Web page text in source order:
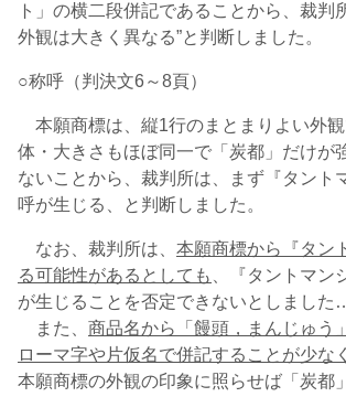
ト」の横二段併記であることから、裁判
外観は大きく異なる”と判断しました。
○称呼（判決文6～8頁）
本願商標は、縦1行のまとまりよい外
体・大きさもほぼ同一で「炭都」だけが
ないことから、裁判所は、まず『タント
呼が生じる、と判断しました。
なお、裁判所は、 本願商標から『タン
る可能性があるとしても
、『タントマン
が生じることを否定できないとしました
また、 商品名から「饅頭，まんじゅう
ローマ字や片仮名で併記することが少な
本願商標の外観の印象に照らせば「炭都